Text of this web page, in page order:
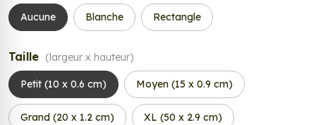
Aucune Blanche Rectangle
Taille (largeur x hauteur)
Petit (10 x 0.6 cm) Moyen (15 x 0.9 cm)
Grand (20 x 1.2 cm) XL (50 x 2.9 cm)